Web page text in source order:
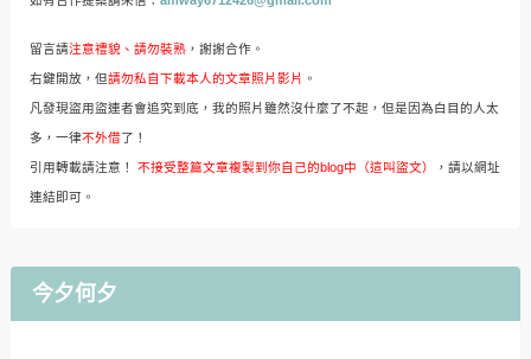
留言請注意禮貌、請勿裝熟，謝謝合作。
右鍵開放，但請勿私自下載本人的文章照片影片 。
凡發現盜用盜連者會追究到底，我的照片雖然沒什麼了不起，但是因為白目的人太
多，一律不外借了！
引用轉載請注意！ 不接受整篇文章複製到你自己的blog中（這叫盜文） ，請以網址
連結即可。
今夕何夕